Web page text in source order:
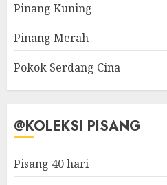
Pinang Kuning
Pinang Merah
Pokok Serdang Cina
@KOLEKSI PISANG
Pisang 40 hari